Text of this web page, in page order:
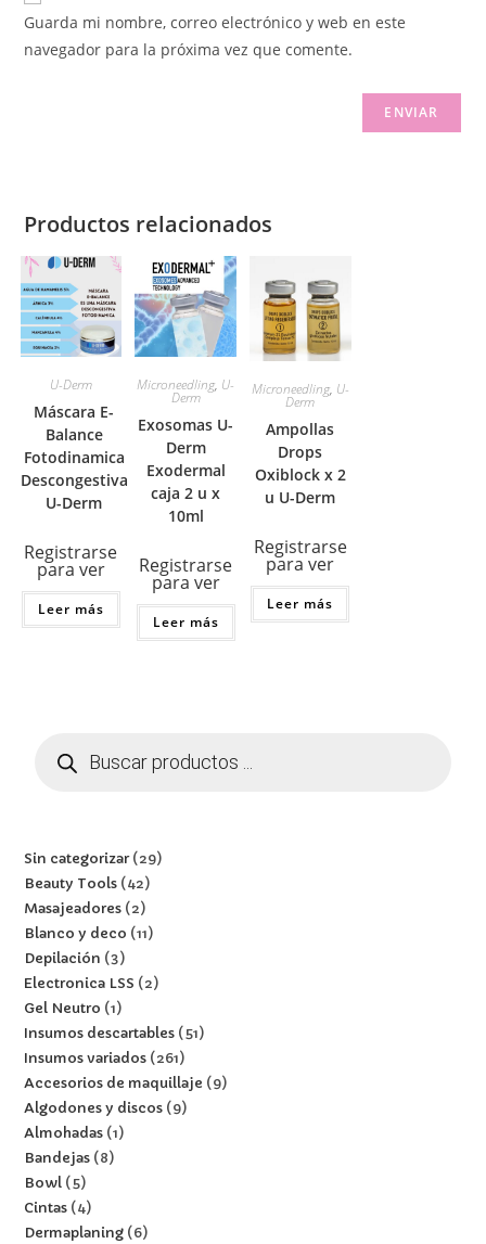
Guarda mi nombre, correo electrónico y web en este
navegador para la próxima vez que comente.
Productos relacionados
U-Derm
Máscara E-
Balance
Fotodinamica
Descongestiva
U-Derm
Registrarse
para ver
Leer más
Microneedling, U-
Derm
Exosomas U-
Derm
Exodermal
caja 2 u x
10ml
Registrarse
para ver
Leer más
Microneedling, U-
Derm
Ampollas
Drops
Oxiblock x 2
u U-Derm
Registrarse
para ver
Leer más
Sin categorizar 29
Beauty Tools 42
Masajeadores 2
Blanco y deco
11
Depilación
3
Electronica LSS
2
Gel Neutro
1
Insumos descartables 51
Insumos variados 261
Accesorios de maquillaje
9
Algodones y discos 9
Almohadas 1
Bandejas 8
Bowl 5
Cintas 4
Dermaplaning 6